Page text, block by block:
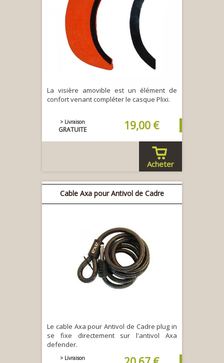
La visière amovible est un élément de
confort venant compléter le casque Plixi.
> Livraison
GRATUITE 19,00 €
Acheter
Cable Axa pour Antivol de Cadre
Le cable Axa pour Antivol de Cadre plug in
se fixe directement sur l'antivol Axa
defender.
> Livraison